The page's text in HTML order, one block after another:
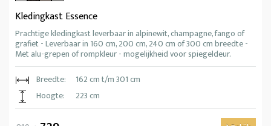
Kledingkast Essence
Prachtige kledingkast leverbaar in alpinewit, champagne, fango of
grafiet - Leverbaar in 160 cm, 200 cm, 240 cm of 300 cm breedte -
Met alu-grepen of rompkleur - mogelijkheid voor spiegeldeur.
Breedte:
162 cm t/m 301 cm
Hoogte:
223 cm